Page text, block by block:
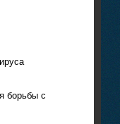
борьбы с